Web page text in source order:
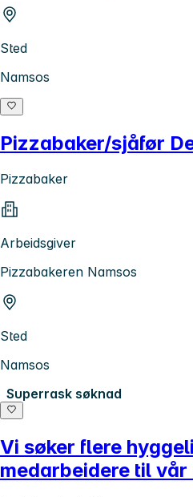
Sted
Namsos
Pizzabaker/sjåfør
Pizzabaker
Arbeidsgiver
Pizzabakeren Namsos
Sted
Namsos
Superrask søknad
Vi søker flere
medarbeidere til vår